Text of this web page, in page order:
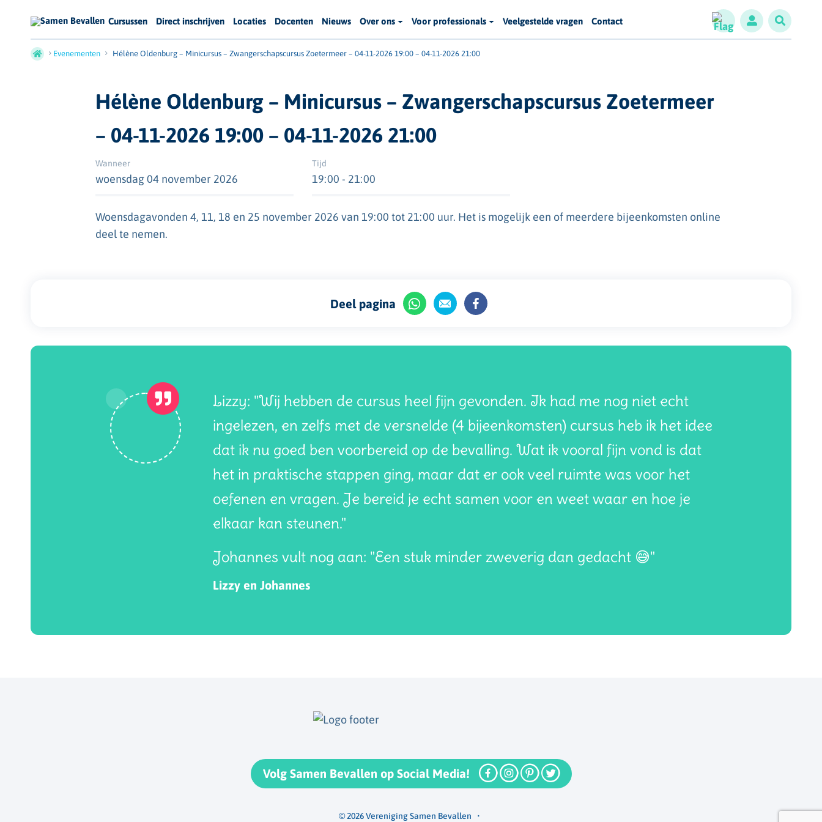
Cursussen Direct inschrijven Locaties Docenten Nieuws Over ons Voor professionals Veelgestelde vragen Contact
Evenementen Hélène Oldenburg – Minicursus – Zwangerschapscursus Zoetermeer – 04-11-2026 19:00 – 04-11-2026 21:00
Hélène Oldenburg – Minicursus – Zwangerschapscursus Zoetermeer
– 04-11-2026 19:00 – 04-11-2026 21:00
Wanneer
woensdag 04 november 2026
Tijd
19:00 - 21:00
Woensdagavonden 4, 11, 18 en 25 november 2026 van 19:00 tot 21:00 uur. Het is mogelijk een of meerdere bijeenkomsten online
deel te nemen.
Deel pagina
Lizzy: "Wij hebben de cursus heel fijn gevonden. Ik had me nog niet echt
ingelezen, en zelfs met de versnelde (4 bijeenkomsten) cursus heb ik het idee
dat ik nu goed ben voorbereid op de bevalling. Wat ik vooral fijn vond is dat
het in praktische stappen ging, maar dat er ook veel ruimte was voor het
oefenen en vragen. Je bereid je echt samen voor en weet waar en hoe je
elkaar kan steunen."
Johannes vult nog aan: "Een stuk minder zweverig dan gedacht 😅"
Lizzy en Johannes
Volg Samen Bevallen op Social Media!
© 2026 Vereniging Samen Bevallen